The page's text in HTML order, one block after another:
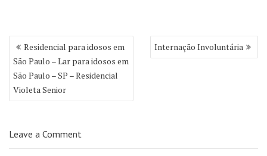
Navegação
de
Post
Residencial para idosos em
São Paulo – Lar para idosos em
São Paulo – SP – Residencial
Violeta Senior
Internação Involuntária
Leave a Comment